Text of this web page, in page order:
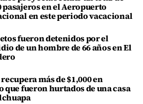
pasajeros en el Aeropuerto
en este periodo vacacional
fueron detenidos por el
de un hombre de 66 años en El
más de $1,000 en
que fueron hurtados de una casa